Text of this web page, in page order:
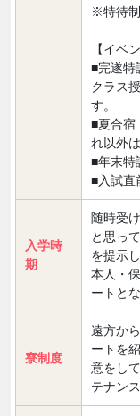
※特待制
【イベ
■完遂特
クラス
す。
■夏合宿
れ以外
■年末特
■入試直
入学時
期
随時受
と思っ
を提示
本人・
ートと
寮制度
遠方か
ートを
意をし
テナン